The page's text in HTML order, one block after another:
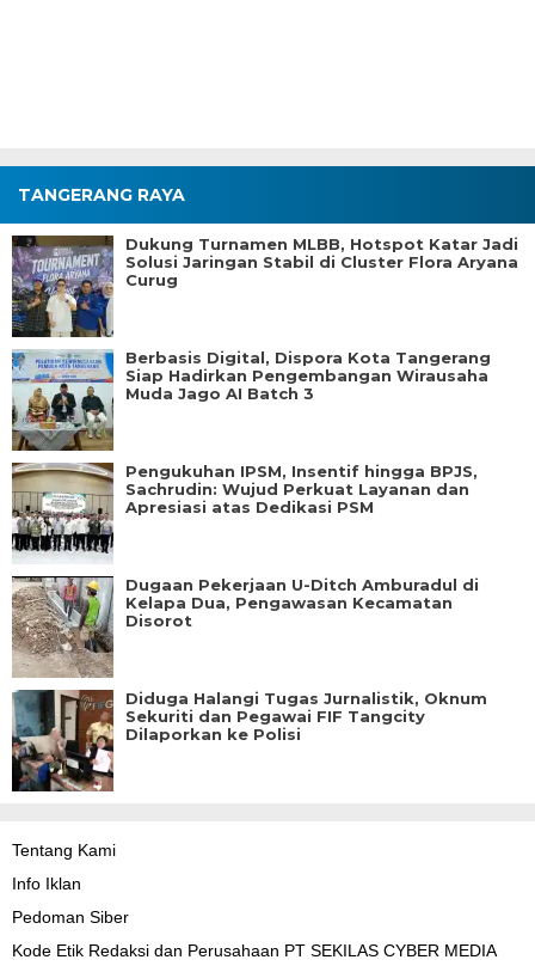
TANGERANG RAYA
Dukung Turnamen MLBB, Hotspot Katar Jadi
Solusi Jaringan Stabil di Cluster Flora Aryana
Curug
Berbasis Digital, Dispora Kota Tangerang
Siap Hadirkan Pengembangan Wirausaha
Muda Jago AI Batch 3
Pengukuhan IPSM, Insentif hingga BPJS,
Sachrudin: Wujud Perkuat Layanan dan
Apresiasi atas Dedikasi PSM
Dugaan Pekerjaan U-Ditch Amburadul di
Kelapa Dua, Pengawasan Kecamatan
Disorot
Diduga Halangi Tugas Jurnalistik, Oknum
Sekuriti dan Pegawai FIF Tangcity
Dilaporkan ke Polisi
Tentang Kami
Info Iklan
Pedoman Siber
Kode Etik Redaksi dan Perusahaan PT SEKILAS CYBER MEDIA